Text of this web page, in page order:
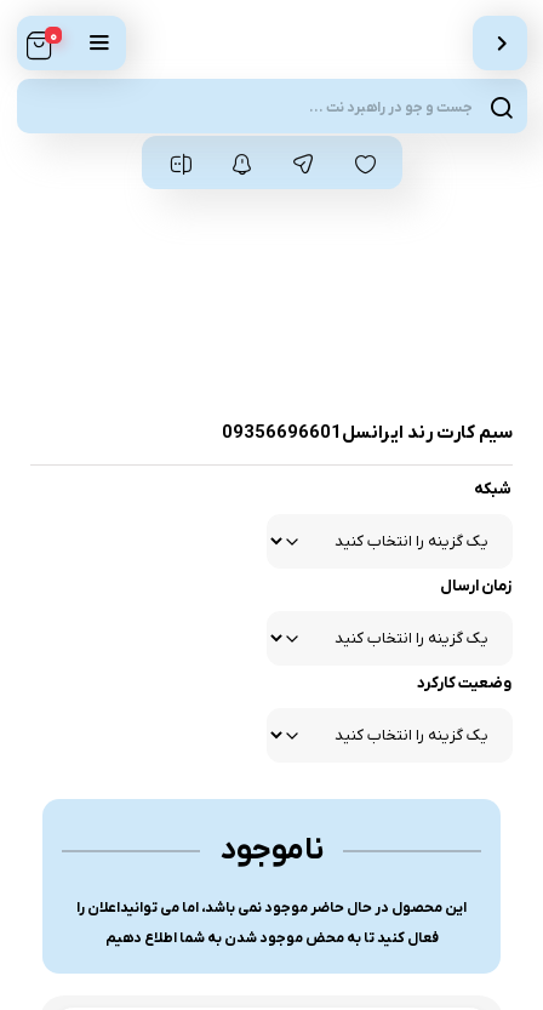
0
سیم کارت رند ایرانسل09356696601
شبکه
زمان ارسال
وضعیت کارکرد
ناموجود
این محصول در حال حاضر موجود نمی باشد، اما می توانیداعلان را
فعال کنید تا به محض موجود شدن به شما اطلاع دهیم